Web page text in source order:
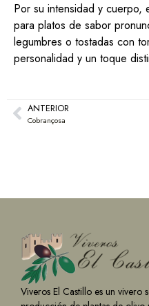
Por su intensidad y cuerpo,
para platos de sabor
legumbres o tostadas con
personalidad y un toque
ANTERIOR
Cobrançosa
Viveros El Castillo es un vivero